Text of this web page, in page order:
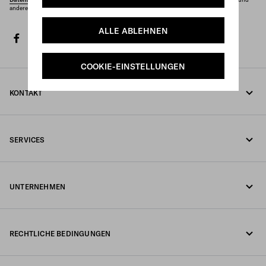
ALLE ABLEHNEN
COOKIE-EINSTELLUNGEN
andere Marketingmitteilungen, die darin beschrieben sind, erhalten möchten.
instagram
youtube
spotifydiscordtiktok
KONTAKT
SERVICES
UNTERNEHMEN
RECHTLICHE BEDINGUNGEN